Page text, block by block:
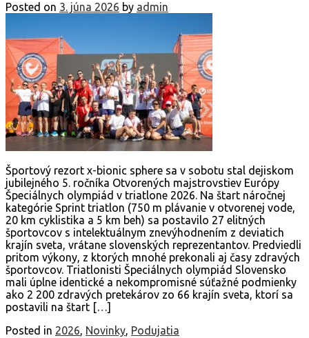
Posted on 3. júna 2026 by admin
Športový rezort x-bionic sphere sa v sobotu stal dejiskom
jubilejného 5. ročníka Otvorených majstrovstiev Európy
Špeciálnych olympiád v triatlone 2026. Na štart náročnej
kategórie Sprint triatlon (750 m plávanie v otvorenej vode,
20 km cyklistika a 5 km beh) sa postavilo 27 elitných
športovcov s intelektuálnym znevýhodnením z deviatich
krajín sveta, vrátane slovenských reprezentantov. Predviedli
pritom výkony, z ktorých mnohé prekonali aj časy zdravých
športovcov. Triatlonisti Špeciálnych olympiád Slovensko
mali úplne identické a nekompromisné súťažné podmienky
ako 2 200 zdravých pretekárov zo 66 krajín sveta, ktorí sa
postavili na štart […]
Posted in 2026, Novinky, Podujatia